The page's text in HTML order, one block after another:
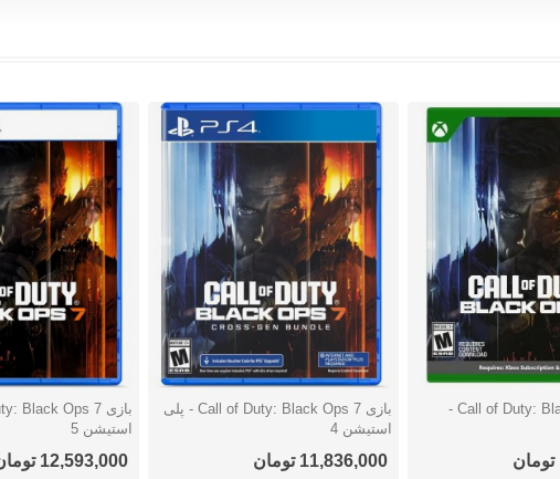
بازی Call of Duty: Black Ops 7 -
دوست داشتن
بازی Call of Duty: Black Ops 7 - پلی
استیشن 4
11,836,000 تومان
دوست داشتن
استیشن 5
12,593,000 تومان